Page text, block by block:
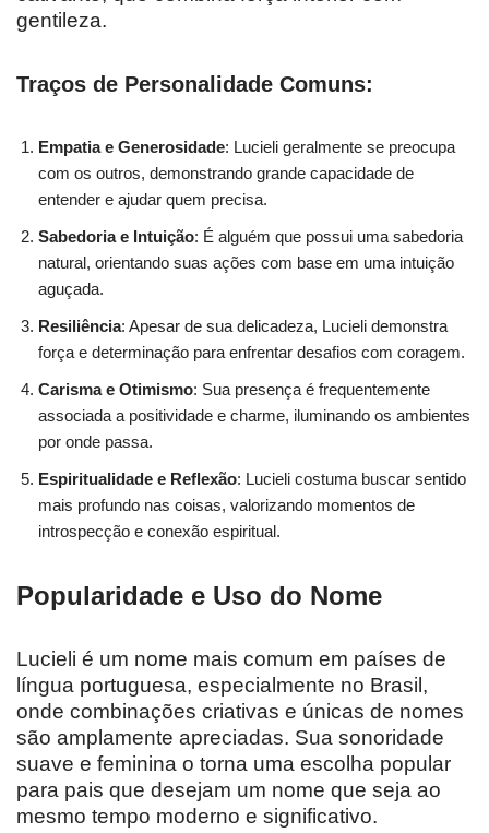
gentileza.
Traços de Personalidade Comuns:
Empatia e Generosidade: Lucieli geralmente se preocupa
com os outros, demonstrando grande capacidade de
entender e ajudar quem precisa.
Sabedoria e Intuição: É alguém que possui uma sabedoria
natural, orientando suas ações com base em uma intuição
aguçada.
Resiliência: Apesar de sua delicadeza, Lucieli demonstra
força e determinação para enfrentar desafios com coragem.
Carisma e Otimismo: Sua presença é frequentemente
associada a positividade e charme, iluminando os ambientes
por onde passa.
Espiritualidade e Reflexão: Lucieli costuma buscar sentido
mais profundo nas coisas, valorizando momentos de
introspecção e conexão espiritual.
Popularidade e Uso do Nome
Lucieli é um nome mais comum em países de
língua portuguesa, especialmente no Brasil,
onde combinações criativas e únicas de nomes
são amplamente apreciadas. Sua sonoridade
suave e feminina o torna uma escolha popular
para pais que desejam um nome que seja ao
mesmo tempo moderno e significativo.